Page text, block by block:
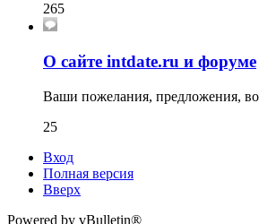
265
О сайте intdate.ru и форуме
Ваши пожелания, предложения,
25
Вход
Полная версия
Вверх
Powered by vBulletin®